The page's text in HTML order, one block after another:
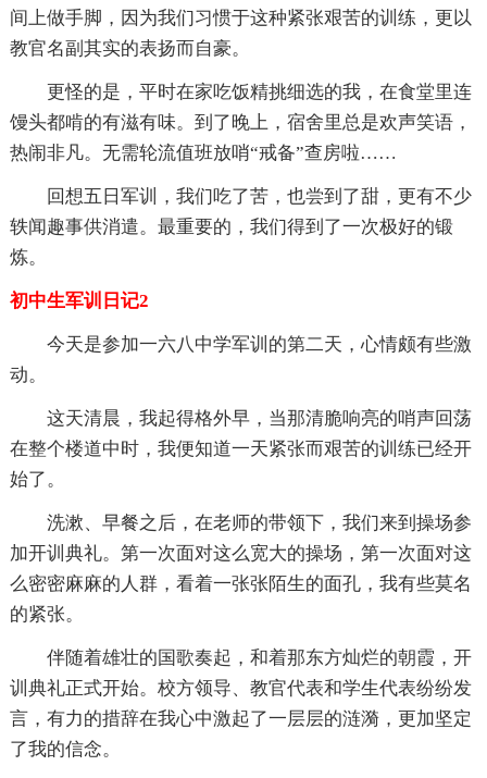
间上做手脚，因为我们习惯于这种紧张艰苦的训练，更以
教官名副其实的表扬而自豪。
更怪的是，平时在家吃饭精挑细选的我，在食堂里连
馒头都啃的有滋有味。到了晚上，宿舍里总是欢声笑语，
热闹非凡。无需轮流值班放哨“戒备”查房啦……
回想五日军训，我们吃了苦，也尝到了甜，更有不少
轶闻趣事供消遣。最重要的，我们得到了一次极好的锻
炼。
初中生军训日记2
今天是参加一六八中学军训的第二天，心情颇有些激
动。
这天清晨，我起得格外早，当那清脆响亮的哨声回荡
在整个楼道中时，我便知道一天紧张而艰苦的训练已经开
始了。
洗漱、早餐之后，在老师的带领下，我们来到操场参
加开训典礼。第一次面对这么宽大的操场，第一次面对这
么密密麻麻的人群，看着一张张陌生的面孔，我有些莫名
的紧张。
伴随着雄壮的国歌奏起，和着那东方灿烂的朝霞，开
训典礼正式开始。校方领导、教官代表和学生代表纷纷发
言，有力的措辞在我心中激起了一层层的涟漪，更加坚定
了我的信念。